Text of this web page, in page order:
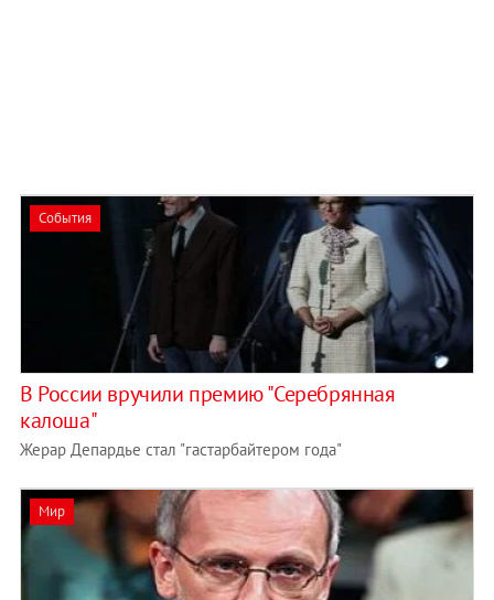
События
В России вручили премию "Серебрянная
калоша"
Жерар Депардье стал "гастарбайтером года"
Мир